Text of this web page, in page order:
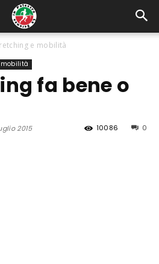
e mobilità
fa bene o
2015 0
10086